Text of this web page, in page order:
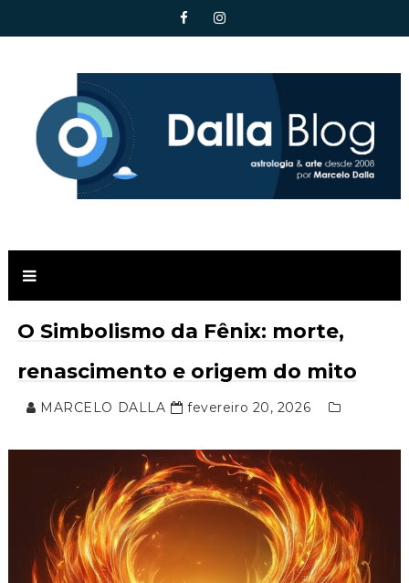
O Simbolismo da Fênix: morte,
renascimento e origem do mito
MARCELO DALLA fevereiro 20, 2026